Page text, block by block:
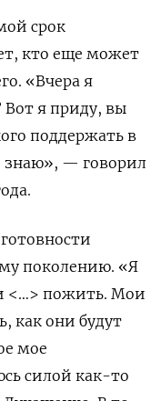
срок
кто еще может
«Вчера я
Вот я приду, вы
поддержать в
знаю», — говорил
поколению. «Я
<…> пожить. Мои
как они будут
мое
силой как-то